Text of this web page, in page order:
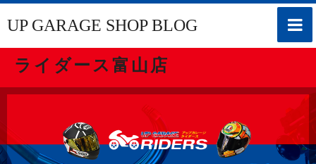
toggle
UP GARAGE SHOP BLOG
ライダース富山店